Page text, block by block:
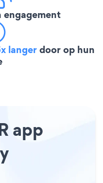
engagement
langerdoor op hun
app